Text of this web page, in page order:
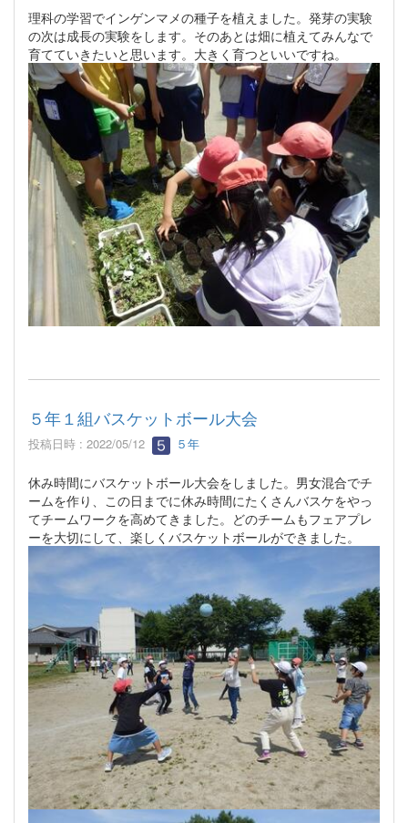
理科の学習でインゲンマメの種子を植えました。発芽の実験
の次は成長の実験をします。そのあとは畑に植えてみんなで
育てていきたいと思います。大きく育つといいですね。
５年１組バスケットボール大会
投稿日時 : 2022/05/12 ５年
休み時間にバスケットボール大会をしました。男女混合でチ
ームを作り、この日までに休み時間にたくさんバスケをやっ
てチームワークを高めてきました。どのチームもフェアプレ
ーを大切にして、楽しくバスケットボールができました。